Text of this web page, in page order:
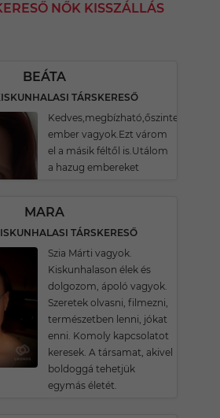
NŐK KISSZÁLLÁS
BEÁTA
TÁRSKERESŐ
Kedves,megbízható,őszinte
ember vagyok.Ezt várom
el a másik féltől is.Utálom
a hazug embereket
MARA
TÁRSKERESŐ
Szia Márti vagyok.
Kiskunhalason élek és
dolgozom, ápoló vagyok.
Szeretek olvasni, filmezni,
természetben lenni, jókat
enni. Komoly kapcsolatot
keresek. A társamat, akivel
boldoggá tehetjük
egymás életét.